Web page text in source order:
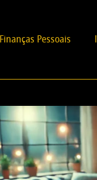
Finanças Pessoais